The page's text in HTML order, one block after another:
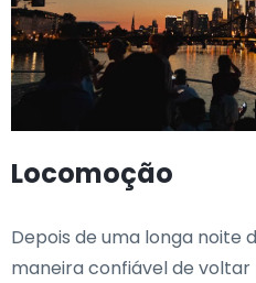
Locomoção
Depois de uma longa noite
maneira confiável de voltar